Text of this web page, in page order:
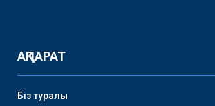
АҚПАРАТ
Біз туралы